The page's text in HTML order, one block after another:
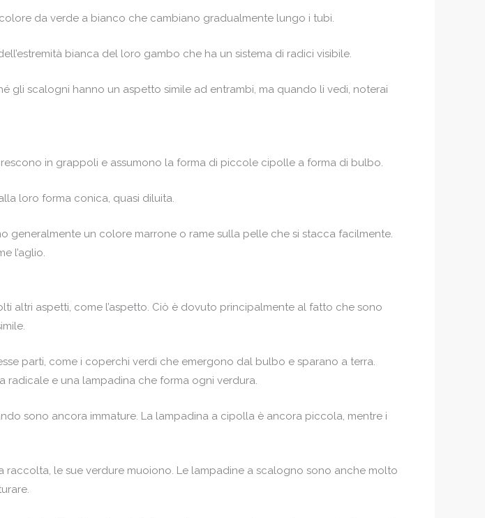
da verde a bianco che cambiano gradualmente lungo i tubi.
bianca del loro gambo che ha un sistema di radici visibile.
scalogni hanno un aspetto simile ad entrambi, ma quando li vedi, noterai
in grappoli e assumono la forma di piccole cipolle a forma di bulbo.
loro forma conica, quasi diluita.
un colore marrone o rame sulla pelle che si stacca facilmente.
l’aglio.
altri aspetti, come l’aspetto. Ciò è dovuto principalmente al fatto che sono
parti, come i coperchi verdi che emergono dal bulbo e sparano a terra.
radicale e una lampadina che forma ogni verdura.
sono ancora immature. La lampadina a cipolla è ancora piccola, mentre i
le sue verdure muoiono. Le lampadine a scalogno sono anche molto